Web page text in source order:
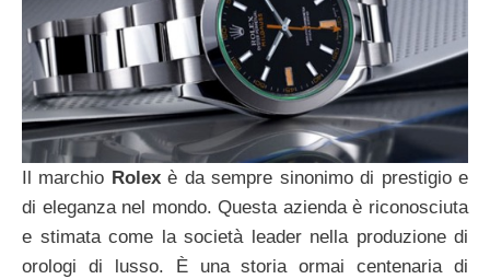
Il marchio Rolexè da sempre sinonimo di prestigio e
di eleganza nel mondo. Questa azienda è riconosciuta
e stimata come la società leader nella produzione di
orologi di lusso. È una storia ormai centenaria di